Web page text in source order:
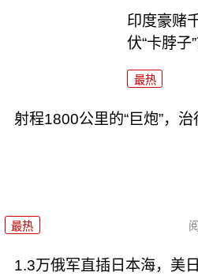
印度豪赌
伏“卡脖子”
最热
射程1800公里的“巨炮”，治
最热
1.3万俄军直插日本海，美